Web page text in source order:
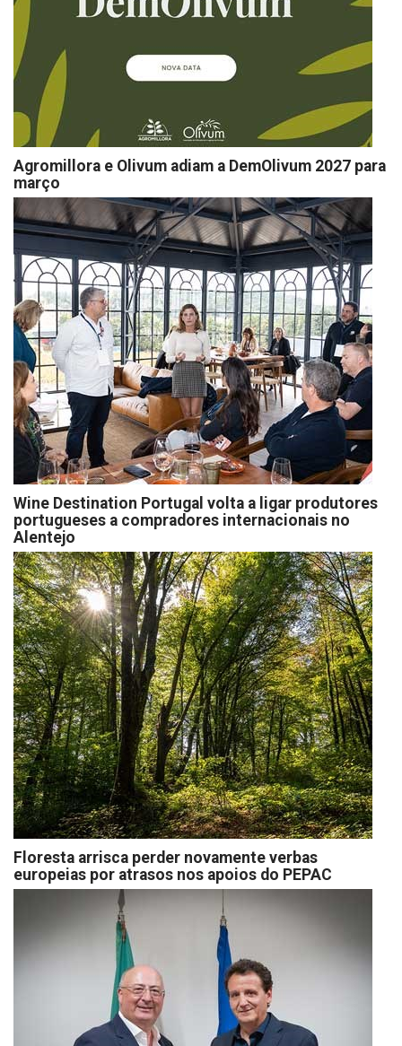
Agromillora e Olivum adiam a DemOlivum 2027 para
março
Wine Destination Portugal volta a ligar produtores
portugueses a compradores internacionais no
Alentejo
Floresta arrisca perder novamente verbas
europeias por atrasos nos apoios do PEPAC